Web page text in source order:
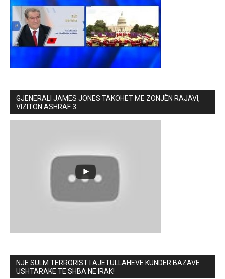
GJENERALI JAMES JONES TAKOHET ME ZONJËN RAJAVI,
VIZITON ASHRAF 3
NJE SULM TERRORIST I AJETULLAHEVE KUNDER BAZAVE
USHTARAKE TE SHBA NE IRAK!